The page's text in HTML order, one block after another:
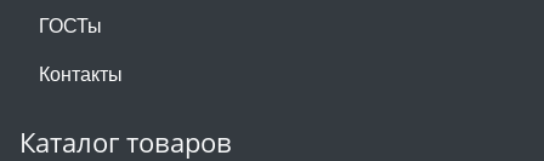
ГОСТы
Контакты
Каталог товаров